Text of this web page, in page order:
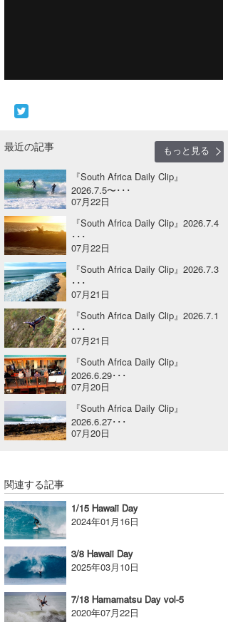
最近の記事
もっと見る
『South Africa Daily Clip』
2026.7.5〜･･･
07月22日
『South Africa Daily Clip』2026.7.4
･･･
07月22日
『South Africa Daily Clip』2026.7.3
･･･
07月21日
『South Africa Daily Clip』2026.7.1
･･･
07月21日
『South Africa Daily Clip』
2026.6.29･･･
07月20日
『South Africa Daily Clip』
2026.6.27･･･
07月20日
関連する記事
1/15 Hawaii Day
2024年01月16日
3/8 Hawaii Day
2025年03月10日
7/18 Hamamatsu Day vol-5
2020年07月22日
Naoya Kimoto
Yasunari Inoue
Yoshiyuki Obata
arukasvision
DELTA FORCE SURF
CBA Films
熊谷素子
メディア
Colors MAGAZINE
WAVAL
福島寿実子
中浦“JET”章
嵯峨明日香
進士剛光
田原啓江
植村未来
NOBUFUKU
大野”MAR”修聖
喜納海人
波伝説スタッフ
☆加藤
+☆maki☆+
Aichan
chan-U
ECE
G◎Da
H
KID
KOBU
KY
mitz
OYZ
S.K
Soulman
VAGY
波伝説